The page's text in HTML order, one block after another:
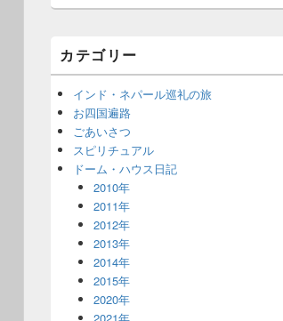
カテゴリー
インド・ネパール巡礼の旅
お四国遍路
ごあいさつ
スピリチュアル
ドーム・ハウス日記
2010年
2011年
2012年
2013年
2014年
2015年
2020年